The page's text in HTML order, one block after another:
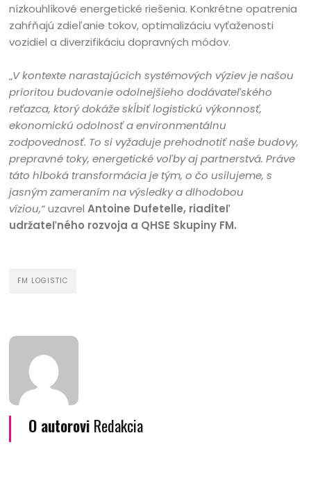
nízkouhlíkové energetické riešenia. Konkrétne opatrenia
zahŕňajú zdieľanie tokov, optimalizáciu vyťaženosti
vozidiel a diverzifikáciu dopravných módov.
„V kontexte narastajúcich systémových výziev je našou
prioritou budovanie odolnejšieho dodávateľského
reťazca, ktorý dokáže skĺbiť logistickú výkonnosť,
ekonomickú odolnosť a environmentálnu
zodpovednosť. To si vyžaduje prehodnotiť naše budovy,
prepravné toky, energetické voľby aj partnerstvá. Práve
táto hlboká transformácia je tým, o čo usilujeme, s
jasným zameraním na výsledky a dlhodobou
víziou,“uzavrelAntoine Dufetelle, riaditeľ
udržateľného rozvoja a QHSE Skupiny FM.
FM LOGISTIC
O autorovi Redakcia